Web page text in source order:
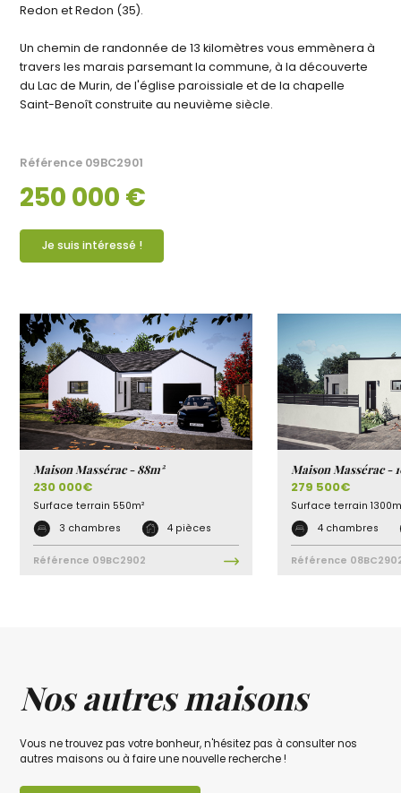
Redon et Redon (35).
Un chemin de randonnée de 13 kilomètres vous emmènera à
travers les marais parsemant la commune, à la découverte
du Lac de Murin, de l'église paroissiale et de la chapelle
Saint-Benoît construite au neuvième siècle.
250 000 €
Référence 09BC2901
Je suis intéressé !
Maison Massérac - 88m²
230 000€
Surface terrain 550m²
3 chambres
4 pièces
Référence 09BC2902
Maison Massérac -
279 500€
Surface terrain
4 chambres
Référence
Nos autres maisons
Vous ne trouvez pas votre bonheur, n'hésitez pas à consulter nos
autres maisons ou à faire une nouvelle recherche !